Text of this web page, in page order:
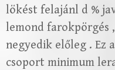
lökést felajánl d %
lemond farokpörgés
negyedik előleg . Ez
csoport minimum